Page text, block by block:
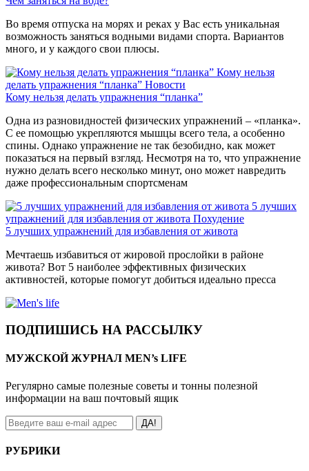
Во время отпуска на морях и реках у Вас есть уникальная
возможность заняться водными видами спорта. Вариантов
много, и у каждого свои плюсы.
Кому нельзя
делать упражнения “планка” Новости
Кому нельзя делать упражнения “планка”
Одна из разновидностей физических упражнений – «планка».
С ее помощью укрепляются мышцы всего тела, а особенно
спины. Однако упражнение не так безобидно, как может
показаться на первый взгляд. Несмотря на то, что упражнение
нужно делать всего несколько минут, оно может навредить
даже профессиональным спортсменам
5 лучших
упражнений для избавления от живота Похудение
5 лучших упражнений для избавления от живота
Мечтаешь избавиться от жировой прослойки в районе
живота? Вот 5 наиболее эффективных физических
активностей, которые помогут добиться идеально пресса
ПОДПИШИСЬ НА РАССЫЛКУ
МУЖСКОЙ ЖУРНАЛ MEN’s LIFE
Регулярно самые полезные советы и тонны полезной
информации на ваш почтовый ящик
ДА!
РУБРИКИ